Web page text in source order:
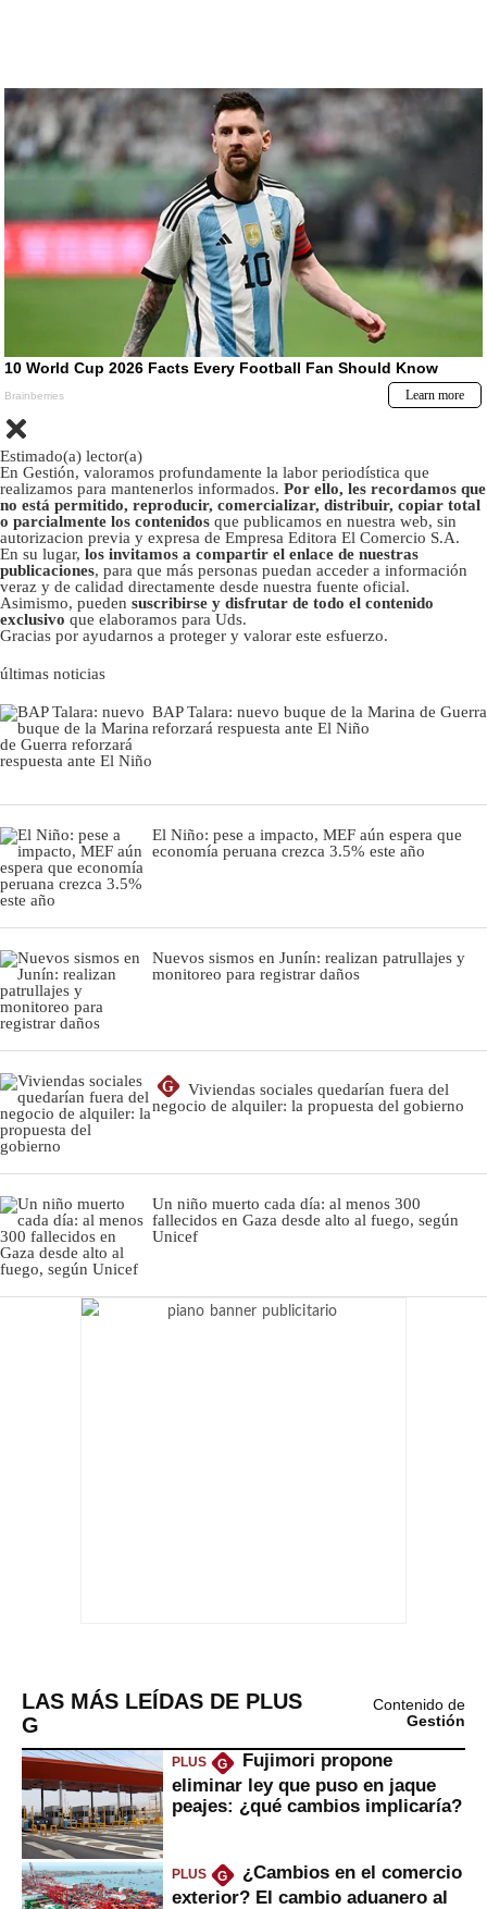
Estimado(a) lector(a)
En Gestión, valoramos profundamente la labor periodística que
realizamos para mantenerlos informados. Por ello, les recordamos que
no está permitido, reproducir, comercializar, distribuir, copiar total
o parcialmente los contenidos que publicamos en nuestra web, sin
autorizacion previa y expresa de Empresa Editora El Comercio S.A.
En su lugar, los invitamos a compartir el enlace de nuestras
publicaciones, para que más personas puedan acceder a información
veraz y de calidad directamente desde nuestra fuente oficial.
Asimismo, pueden suscribirse y disfrutar de todo el contenido
exclusivo que elaboramos para Uds.
Gracias por ayudarnos a proteger y valorar este esfuerzo.
últimas noticias
BAP Talara: nuevo buque de la Marina de Guerra
reforzará respuesta ante El Niño
El Niño: pese a impacto, MEF aún espera que
economía peruana crezca 3.5% este año
Nuevos sismos en Junín: realizan patrullajes y
monitoreo para registrar daños
G
Viviendas sociales quedarían fuera del
negocio de alquiler: la propuesta del gobierno
Un niño muerto cada día: al menos 300
fallecidos en Gaza desde alto al fuego, según
Unicef
LAS MÁS LEÍDAS DE PLUS
G
Contenido de
Gestión
PLUS G
Fujimori propone
eliminar ley que puso en jaque
peajes: ¿qué cambios implicaría?
PLUS G
¿Cambios en el comercio
exterior? El cambio aduanero al